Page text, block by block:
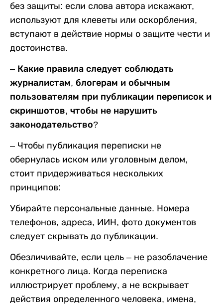
без защиты: если слова автора искажают,
используют для клеветы или оскорбления,
вступают в действие нормы о защите чести и
достоинства.
– Какие правила следует соблюдать
журналистам, блогерам и обычным
пользователям при публикации переписок и
скриншотов, чтобы не нарушить
законодательство?
– Чтобы публикация переписки не
обернулась иском или уголовным делом,
стоит придерживаться нескольких
принципов:
Убирайте персональные данные. Номера
телефонов, адреса, ИИН, фото документов
следует скрывать до публикации.
Обезличивайте, если цель – не разоблачение
конкретного лица. Когда переписка
иллюстрирует проблему, а не вскрывает
действия определенного человека, имена,